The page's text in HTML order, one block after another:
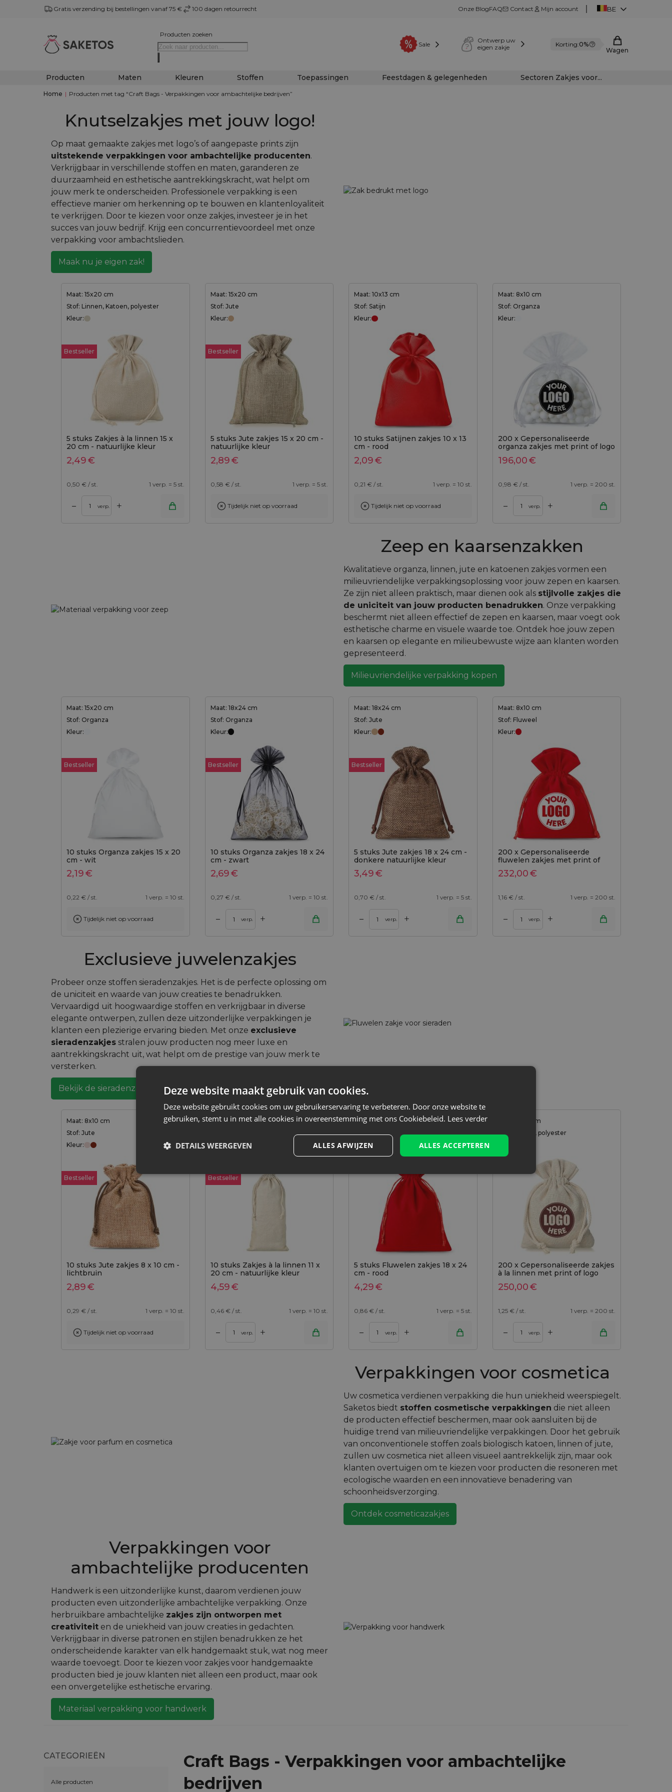
Gratis verzending bij bestellingen vanaf 75 € 100 dagen retourrecht Onze BlogFAQ Contact Mijn account BE
Producten zoeken
Sale
Ontwerp uw
eigen zakje
Korting:0%
Wagen
Producten Maten Kleuren Stoffen Toepassingen Feestdagen & gelegenheden Sectoren Zakjes voor...
Home | Producten met tag “Craft Bags - Verpakkingen voor ambachtelijke bedrijven”
Knutselzakjes met jouw logo!
Op maat gemaakte zakjes met logo’s of aangepaste prints zijn
uitstekende verpakkingen voor ambachtelijke producenten.
Verkrijgbaar in verschillende stoffen en maten, garanderen ze
duurzaamheid en esthetische aantrekkingskracht, wat helpt om
jouw merk te onderscheiden. Professionele verpakking is een
effectieve manier om herkenning op te bouwen en klantenloyaliteit
te verkrijgen. Door te kiezen voor onze zakjes, investeer je in het
succes van jouw bedrijf. Krijg een concurrentievoordeel met onze
verpakking voor ambachtslieden.
Maak nu je eigen zak!
Maat: 15x20 cm
Stof: Linnen, Katoen, polyester
Kleur:
Bestseller
5 stuks Zakjes à la linnen 15 x
20 cm - natuurlijke kleur
2,49€
0,50 € / st. 1 verp. = 5 st.
– verp. +
Maat: 15x20 cm
Stof: Jute
Kleur:
Bestseller
5 stuks Jute zakjes 15 x 20 cm -
natuurlijke kleur
2,89€
0,58 € / st. 1 verp. = 5 st.
Tijdelijk niet op voorraad
Maat: 10x13 cm
Stof: Satijn
Kleur:
10 stuks Satijnen zakjes 10 x 13
cm - rood
2,09€
0,21 € / st. 1 verp. = 10 st.
Tijdelijk niet op voorraad
Maat: 8x10 cm
Stof: Organza
Kleur:
200 x Gepersonaliseerde
organza zakjes met print of logo
196,00€
0,98 € / st. 1 verp. = 200 st.
– verp. +
Toevoegen aan winkelwagen
Zeep en kaarsenzakken
Kwalitatieve organza, linnen, jute en katoenen zakjes vormen een
milieuvriendelijke verpakkingsoplossing voor jouw zepen en kaarsen.
Ze zijn niet alleen praktisch, maar dienen ook als stijlvolle zakjes die
de uniciteit van jouw producten benadrukken. Onze verpakking
beschermt niet alleen effectief de zepen en kaarsen, maar voegt ook
esthetische charme en visuele waarde toe. Ontdek hoe jouw zepen
en kaarsen op elegante en milieubewuste wijze aan klanten worden
gepresenteerd.
Milieuvriendelijke verpakking kopen
Maat: 15x20 cm
Stof: Organza
Kleur:
Bestseller
10 stuks Organza zakjes 15 x 20
cm - wit
2,19€
0,22 € / st. 1 verp. = 10 st.
Tijdelijk niet op voorraad
Maat: 18x24 cm
Stof: Organza
Kleur:
Bestseller
10 stuks Organza zakjes 18 x 24
cm - zwart
2,69€
0,27 € / st. 1 verp. = 10 st.
– verp. +
Toevoegen aan winkelwagen
Maat: 18x24 cm
Stof: Jute
Kleur:
Bestseller
5 stuks Jute zakjes 18 x 24 cm -
donkere natuurlijke kleur
3,49€
0,70 € / st. 1 verp. = 5 st.
– verp. +
Toevoegen aan winkelwagen
Maat: 8x10 cm
Stof: Fluweel
Kleur:
200 x Gepersonaliseerde
fluwelen zakjes met print of
232,00€
1,16 € / st. 1 verp. = 200 st.
– verp. +
Toevoegen aan winkelwagen
Exclusieve juwelenzakjes
Probeer onze stoffen sieradenzakjes. Het is de perfecte oplossing om
de uniciteit en waarde van jouw creaties te benadrukken.
Vervaardigd uit hoogwaardige stoffen en verkrijgbaar in diverse
elegante ontwerpen, zullen deze uitzonderlijke verpakkingen je
klanten een plezierige ervaring bieden. Met onze exclusieve
sieradenzakjes stralen jouw producten nog meer luxe en
aantrekkingskracht uit, wat helpt om de prestige van jouw merk te
versterken.
Bekijk de sieradenzakjes
Maat: 8x10 cm
Stof: Jute
Kleur:
Bestseller
10 stuks Jute zakjes 8 x 10 cm -
lichtbruin
2,89€
0,29 € / st. 1 verp. = 10 st.
Tijdelijk niet op voorraad
Maat: 11x20 cm
Stof: Linnen, Katoen, polyester
Kleur:
Bestseller
10 stuks Zakjes à la linnen 11 x
20 cm - natuurlijke kleur
4,59€
0,46 € / st. 1 verp. = 10 st.
– verp. +
Toevoegen aan winkelwagen
Maat: 18x24 cm
Stof: Fluweel
Kleur:
5 stuks Fluwelen zakjes 18 x 24
cm - rood
4,29€
0,86 € / st. 1 verp. = 5 st.
– verp. +
Toevoegen aan winkelwagen
Maat: 11x14 cm
Stof: Katoen, polyester
200 x Gepersonaliseerde zakjes
à la linnen met print of logo
250,00€
1,25 € / st. 1 verp. = 200 st.
– verp. +
Toevoegen aan winkelwagen
Verpakkingen voor cosmetica
Uw cosmetica verdienen verpakking die hun uniekheid weerspiegelt.
Saketos biedt stoffen cosmetische verpakkingen die niet alleen
de producten effectief beschermen, maar ook aansluiten bij de
huidige trend van milieuvriendelijke verpakkingen. Door het gebruik
van onconventionele stoffen zoals biologisch katoen, linnen of jute,
zullen uw cosmetica niet alleen visueel aantrekkelijk zijn, maar ook
klanten overtuigen om te kiezen voor producten die resoneren met
ecologische waarden en een innovatieve benadering van
schoonheidsverzorging.
Ontdek cosmeticazakjes
Verpakkingen voor
ambachtelijke producenten
Handwerk is een uitzonderlijke kunst, daarom verdienen jouw
producten even uitzonderlijke ambachtelijke verpakking. Onze
herbruikbare ambachtelijke zakjes zijn ontworpen met
creativiteit en de uniekheid van jouw creaties in gedachten.
Verkrijgbaar in diverse patronen en stijlen benadrukken ze het
onderscheidende karakter van elk handgemaakt stuk, wat nog meer
waarde toevoegt. Door te kiezen voor zakjes voor handgemaakte
producten bied je jouw klanten niet alleen een product, maar ook
een onvergetelijke esthetische ervaring.
Materiaal verpakking voor handwerk
Craft Bags - Verpakkingen voor ambachtelijke
bedrijven
CATEGORIEËN
Alle producten
Deze website maakt gebruik van cookies.
Deze website gebruikt cookies om uw gebruikerservaring te verbeteren. Door onze website te
gebruiken, stemt u in met alle cookies in overeenstemming met ons Cookiebeleid. Lees verder
ALLES ACCEPTEREN
ALLES AFWIJZEN
DETAILS WEERGEVEN